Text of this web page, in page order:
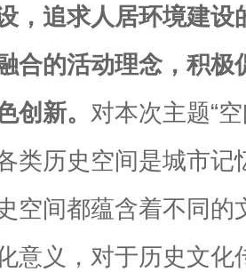
，追求人居环境建设
合的活动理念，积极
创新。 对本次主题“
类历史空间是城市记
空间都蕴含着不同的
意义，对于历史文化